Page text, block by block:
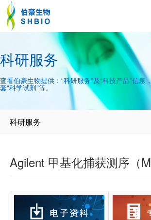
科研服务
查看伯豪生物提供：“科研服务”及“科技产品”信息
套“科学试剂”等。
科研服务
Agilent 甲基化捕获测序（